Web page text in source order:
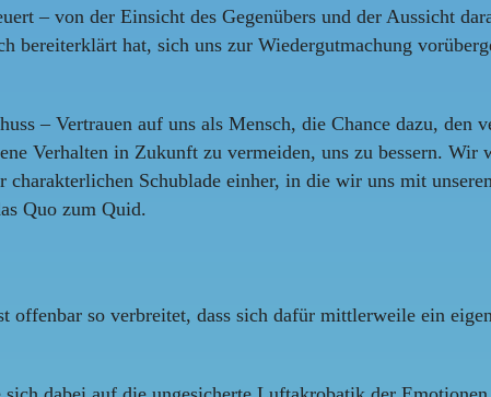
– von der Einsicht des Gegenübers und der Aussicht
bereiterklärt hat, sich uns zur Wiedergutmachung
– Vertrauen auf uns als Mensch, die Chance dazu, den
Verhalten in Zukunft zu vermeiden, uns zu bessern.
Schublade einher, in die wir uns mit
Quo zum Quid.
so verbreitet, dass sich dafür mittlerweile ein